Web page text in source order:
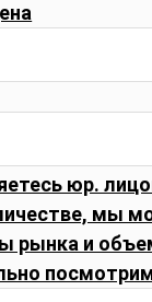
юр.
мы
рынка и